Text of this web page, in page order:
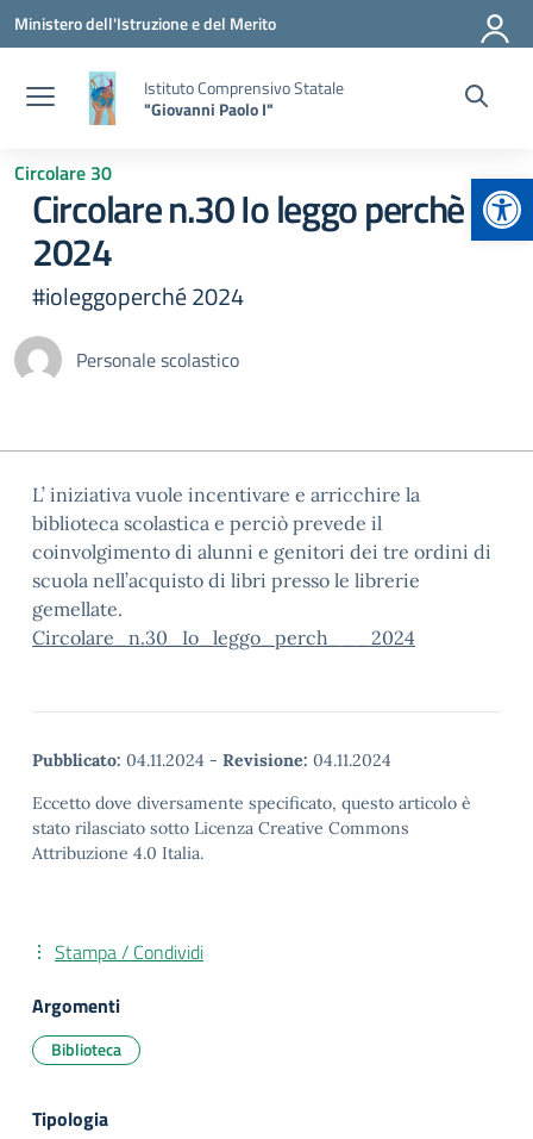
Vai ai contenuti
Vai al menu di navigazione
Vai al footer
Ministero dell'Istruzione e del Merito
Istituto Comprensivo Statale
"Giovanni Paolo I"
Circolare 30
Circolare n.30 Io leggo perchè
2024
#ioleggoperché 2024
Personale scolastico
L’ iniziativa vuole incentivare e arricchire la
biblioteca scolastica e perciò prevede il
coinvolgimento di alunni e genitori dei tre ordini di
scuola nell’acquisto di libri presso le librerie
gemellate.
Circolare_n.30_Io_leggo_perch___2024
Pubblicato: 04.11.2024 - Revisione: 04.11.2024
Eccetto dove diversamente specificato, questo articolo è
stato rilasciato sotto Licenza Creative Commons
Attribuzione 4.0 Italia.
Stampa / Condividi
Argomenti
Biblioteca
Tipologia